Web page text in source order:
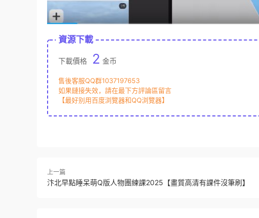
資源下載
下載價格 2 金币
售後客服QQ群1037197653
如果鏈接失效，請在最下方評論區留言
【最好别用百度浏覽器和QQ浏覽器】
上一篇
汴北早點睡呆萌Q版人物團練課2025【畫質高清有課件沒筆刷】